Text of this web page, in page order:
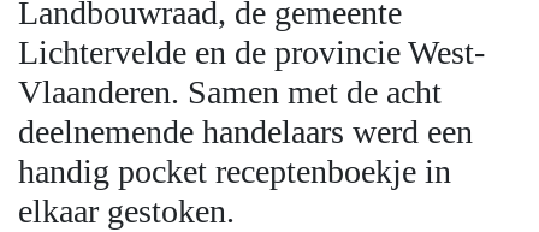
Landbouwraad, de gemeente
Lichtervelde en de provincie West-
Vlaanderen. Samen met de acht
deelnemende handelaars werd een
handig pocket receptenboekje in
elkaar gestoken.